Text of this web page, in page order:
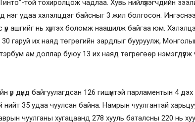
той тохиролцож чадлаа. Хувь нийлүүлэгчдийн
нэг удаа хэлэлцдэг байсныг 3 жил болгосон.
үр ашгийг нь хүртэх боломж наашилж байгаа юм.
гаруй их наяд төгрөгийн зардлыг бууруулж,
тэрбум ам.доллар буюу 13 их наяд төгрөгөөр
дүнд байгуулагдсан 126 гишүүнтэй парламентын 4 дэх
35 удаа чуулсан байна. Намрын чуулгантай
чуулганы хугацаанд 278 хууль баталсны 220 нь